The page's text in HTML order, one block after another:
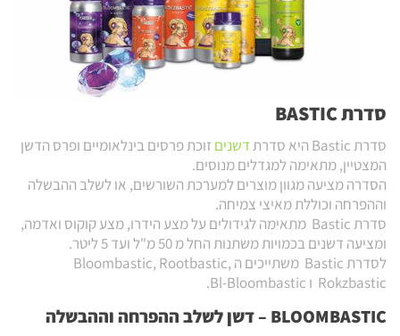
סדרתBASTIC
סדרת Bastic היא סדרת דשנים זוכת פרסים בינלאומיים ופרס הדשן
המצטיין, מתאימה למגדלים מנוסים.
הסדרה מציעה מגוון מוצרים למערכת השורשים, או לשלב ההבשלה
וההפרחה וכוללת מאיצי צמיחה.
סדרת Bastic מתאימה לגידולים על מצע הידרו, מצע קוקוס ואדמה,
ומציעה דשנים בכמויות משתנות החל מ 50 מ"ל ועד 5 ליטר.
לסדרת Bastic משתייכים ה Bloombastic, Rootbastic,
Rokzbastic ו Bl-Bloombastic.
BLOOMBASTIC – דשן לשלב ההפרחה וההבשלה